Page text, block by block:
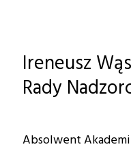
Ireneusz
Rady
Absolwent